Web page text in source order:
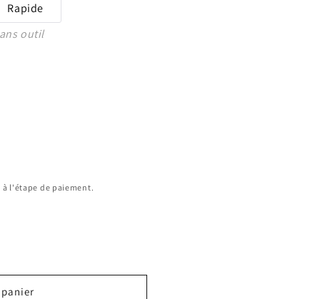
Rapide
outil
à l'étape de paiement.